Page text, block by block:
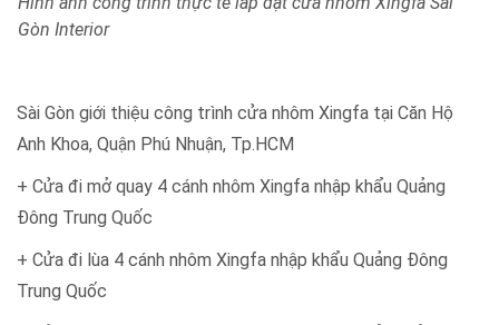
Gòn Interior
Sài Gòn giới thiệu công trình cửa nhôm Xingfa tại Căn Hộ
Anh Khoa, Quận Phú Nhuận, Tp.HCM
+ Cửa đi mở quay 4 cánh nhôm Xingfa nhập khẩu Quảng
Đông Trung Quốc
+ Cửa đi lùa 4 cánh nhôm Xingfa nhập khẩu Quảng Đông
Trung Quốc